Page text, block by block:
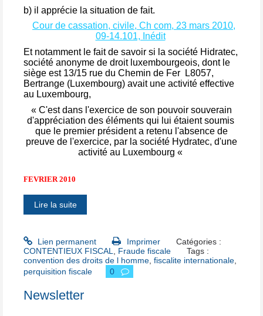
b) il apprécie la situation de fait.
Cour de cassation, civile, Ch com, 23 mars 2010,
09-14.101, Inédit
Et notamment le fait de savoir si la société Hidratec,
société anonyme de droit luxembourgeois, dont le
siège est 13/15 rue du Chemin de Fer L8057,
Bertrange (Luxembourg) avait une activité effective
au Luxembourg,
« C'est dans l'exercice de son pouvoir souverain
d'appréciation des éléments qui lui étaient soumis
que le premier président a retenu l'absence de
preuve de l'exercice, par la société Hydratec, d'une
activité au Luxembourg «
FEVRIER 2010
Lire la suite
Lien permanent Imprimer
Catégories :
CONTENTIEUX FISCAL
Fraude fiscale
Tags :
convention des droits de l homme fiscalite internationale
perquisition fiscale
0
Newsletter